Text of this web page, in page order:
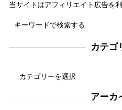
当サイトはアフィリエイト広告を
カテゴ
アーカ